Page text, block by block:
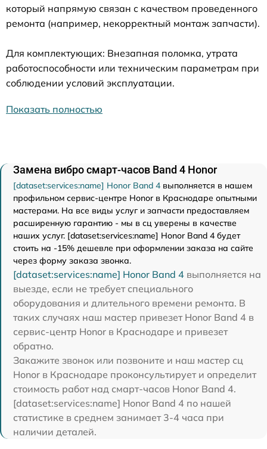
который напрямую связан с качеством проведенного
ремонта (например, некорректный монтаж запчасти).
Для комплектующих: Внезапная поломка, утрата
работоспособности или техническим параметрам при
соблюдении условий эксплуатации.
Показать полностью
Замена вибро смарт-часов Band 4 Honor
[dataset:services:name] Honor Band 4 выполняется в нашем
профильном сервис-центре Honor в Краснодаре опытными
мастерами. На все виды услуг и запчасти предоставляем
расширенную гарантию - мы в сц уверены в качестве
наших услуг. [dataset:services:name] Honor Band 4 будет
стоить на -15% дешевле при оформлении заказа на сайте
через форму заказа звонка.
[dataset:services:name] Honor Band 4 выполняется на
выезде, если не требует специального
оборудования и длительного времени ремонта. В
таких случаях наш мастер привезет Honor Band 4 в
сервис-центр Honor в Краснодаре и привезет
обратно.
Закажите звонок или позвоните и наш мастер сц
Honor в Краснодаре проконсультирует и определит
стоимость работ над смарт-часов Honor Band 4.
[dataset:services:name] Honor Band 4 по нашей
статистике в среднем занимает 3-4 часа при
наличии деталей.